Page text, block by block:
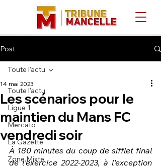
Post
Toute l'actu
Ligue 1
Mercato
La Gazette
Zone Mixte
Toute l'actu
Les scénarios pour le
maintien du Mans FC
vendredi soir
14 mai 2023
À 180 minutes du coup de sifflet final
de l'exercice 2022-2023, à l'exception